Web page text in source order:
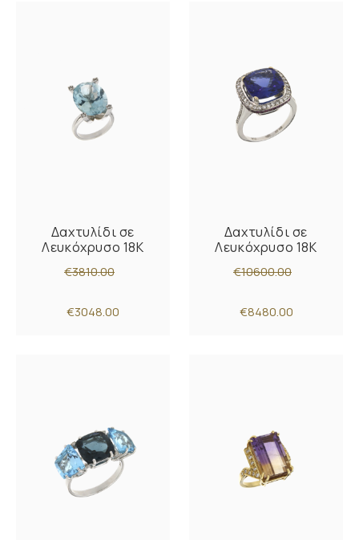
Δαχτυλίδι σε
Λευκόχρυσο 18K
€3810.00
€3048.00
Δαχτυλίδι σε
Λευκόχρυσο 18K
€10600.00
€8480.00